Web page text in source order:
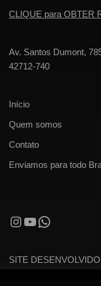
CLIQUE para OBTER
Av. Santos Dumont,
42712-740
Início
Quem somos
Contato
Enviamos para todo
SITE